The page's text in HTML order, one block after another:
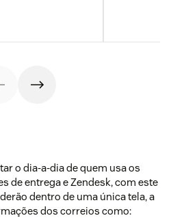
o dia-a-dia de quem usa os
de entrega e Zendesk, com este
dentro de uma única tela, a
dos correios como: